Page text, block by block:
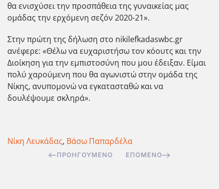
θα ενισχύσει την προσπάθεια της γυναικείας μας
ομάδας την ερχόμενη σεζόν 2020-21».
Στην πρώτη της δήλωση στο nikilefkadaswbc.gr
ανέφερε: «Θέλω να ευχαριστήσω τον κόουτς και την
Διοίκηση για την εμπιστοσύνη που μου έδειξαν. Είμαι
πολύ χαρούμενη που θα αγωνιστώ στην ομάδα της
Νίκης, ανυπομονώ να εγκατασταθώ και να
δουλέψουμε σκληρά».
Νίκη Λευκάδας, Βάσω Παπαρδέλα
ΠΡΟΗΓΟΎΜΕΝΟ ΕΠΌΜΕΝΟ